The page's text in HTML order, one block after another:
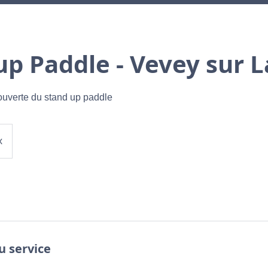
Paddle - Vevey sur
du stand up paddle
service